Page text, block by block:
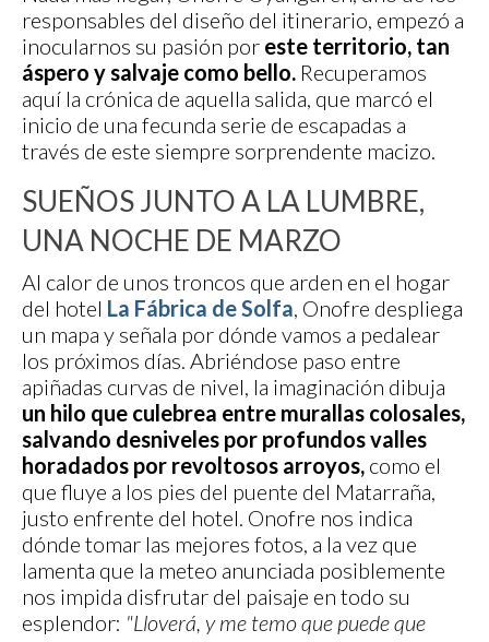
responsables del diseño del itinerario, empezó a
inocularnos su pasión por este territorio, tan
áspero y salvaje como bello. Recuperamos
aquí la crónica de aquella salida, que marcó el
inicio de una fecunda serie de escapadas a
través de este siempre sorprendente macizo.
SUEÑOS JUNTO A LA LUMBRE,
UNA NOCHE DE MARZO
Al calor de unos troncos que arden en el hogar
del hotel La Fábrica de Solfa, Onofre despliega
un mapa y señala por dónde vamos a pedalear
los próximos días. Abriéndose paso entre
apiñadas curvas de nivel, la imaginación dibuja
un hilo que culebrea entre murallas colosales,
salvando desniveles por profundos valles
horadados por revoltosos arroyos, como el
que fluye a los pies del puente del Matarraña,
justo enfrente del hotel. Onofre nos indica
dónde tomar las mejores fotos, a la vez que
lamenta que la meteo anunciada posiblemente
nos impida disfrutar del paisaje en todo su
esplendor: "Lloverá, y me temo que puede que